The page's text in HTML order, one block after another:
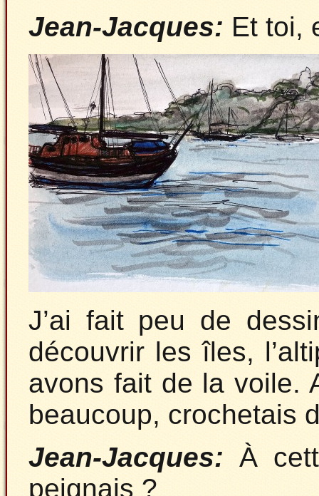
Jean-Jacques: Et toi,
J’ai fait peu de
découvrir les îles,
avons fait de la voile.
beaucoup, crochetais
Jean-Jacques: À
peignais ?